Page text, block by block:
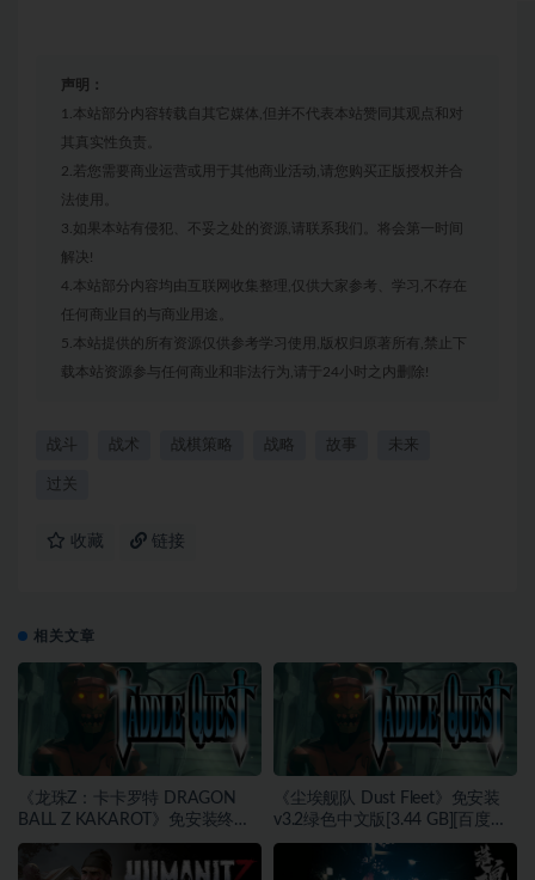
声明：
1.本站部分内容转载自其它媒体,但并不代表本站赞同其观点和对
其真实性负责。
2.若您需要商业运营或用于其他商业活动,请您购买正版授权并合
法使用。
3.如果本站有侵犯、不妥之处的资源,请联系我们。将会第一时间
解决!
4.本站部分内容均由互联网收集整理,仅供大家参考、学习,不存在
任何商业目的与商业用途。
5.本站提供的所有资源仅供参考学习使用,版权归原著所有,禁止下
载本站资源参与任何商业和非法行为,请于24小时之内删除!
战斗 战术 战棋策略 战略 故事 未来
过关
收藏 链接
相关文章
《龙珠Z：卡卡罗特 DRAGON
BALL Z KAKAROT》免安装终极
版v2.02绿色中文版[46.97 GB][百
度网盘]
《尘埃舰队 Dust Fleet》免安装
v3.2绿色中文版[3.44 GB][百度网
盘]